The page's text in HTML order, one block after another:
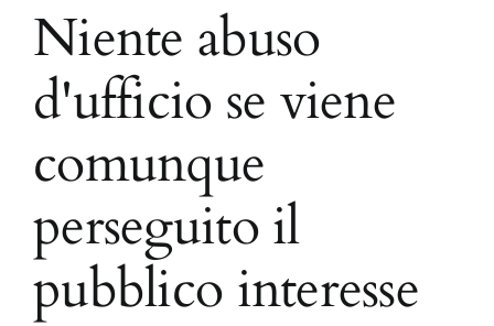
Niente abuso
d'ufficio se viene
comunque
perseguito il
pubblico interesse